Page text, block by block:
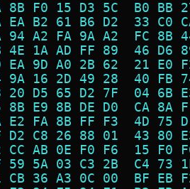
8B F0 15 D3 5C  B0
EA B2 61 B6 D2  33
94 A2 FA 9A A2  FC
4E 1A AD FF 89  46
EA 9D A0 2B 62  21
9A 16 2D 49 28  40
20 D5 65 D2 7F  04
8B E9 8B DE D0  CA
E2 FA 8B FF F3  4D
D2 C8 26 88 01  43
CC AB 0E F0 F6  15
59 5A 03 C3 2B  C4
CB 36 A3 0C 00  BF